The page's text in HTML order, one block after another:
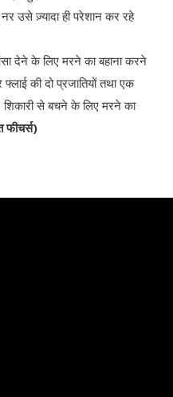
उसे ज़्यादा ही परेशान कर रहे
देने के लिए मरने का बहाना करने
की दो प्रजातियों तथा एक
से बचने के लिए मरने का
फीचर्स)